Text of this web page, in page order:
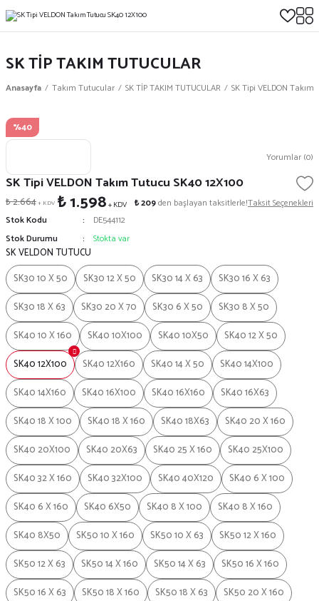
SK TİP TAKIM TUTUCULAR
Anasayfa Takım Tutucular SK TİP TAKIM TUTUCULAR SK Tipi VELDON Takım
%40
Yorumlar (0)
SK Tipi VELDON Takım Tutucu SK40 12X100
₺ 2.664+ KDV ₺ 1.598+ KDV ₺ 209den başlayan taksitlerle!Taksit Seçenekleri
Stok Kodu
DE544112
Stok Durumu
Stokta var
SK VELDON TUTUCU
SK30 10 X 50
SK30 12 X 50 SK30 14 X 63
SK30 16 X 63
SK30 18 X 63
SK30 20 X 70 SK30 6 X 50
SK30 8 X 50
SK40 10 X 160
SK40 10X100 SK40 10X50
SK40 12 X 50
SK40 12X100
SK40 12X160 SK40 14 X 50
SK40 14X100
SK40 14X160
SK40 16X100 SK40 16X160
SK40 16X63
SK40 18 X 100
SK40 18 X 160 SK40 18X63
SK40 20 X 160
SK40 20X100
SK40 20X63 SK40 25 X 160
SK40 25X100
SK40 32 X 160
SK40 32X100 SK40 40X120
SK40 6 X 100
SK40 6 X 160
SK40 6X50 SK40 8 X 100
SK40 8 X 160
SK40 8X50
SK50 10 X 160 SK50 10 X 63
SK50 12 X 160
SK50 12 X 63
SK50 14 X 160 SK50 14 X 63
SK50 16 X 160
SK50 16 X 63
SK50 18 X 160 SK50 18 X 63
SK50 20 X 160